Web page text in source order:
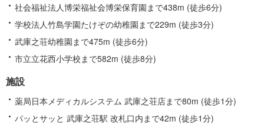
社会福祉法人博栄福祉会博栄保育園まで438m (徒歩6分)
学校法人竹島学園たけぞの幼稚園まで229m (徒歩3分)
武庫之荘幼稚園まで475m (徒歩6分)
市立立花西小学校まで582m (徒歩8分)
施設
薬局日本メディカルシステム 武庫之荘店まで80m (徒歩1分)
パッとサッと 武庫之荘駅 改札口内まで42m (徒歩1分)